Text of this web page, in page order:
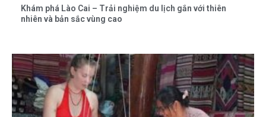
Khám phá Lào Cai – Trải nghiệm du lịch gắn với thiên
nhiên và bản sắc vùng cao